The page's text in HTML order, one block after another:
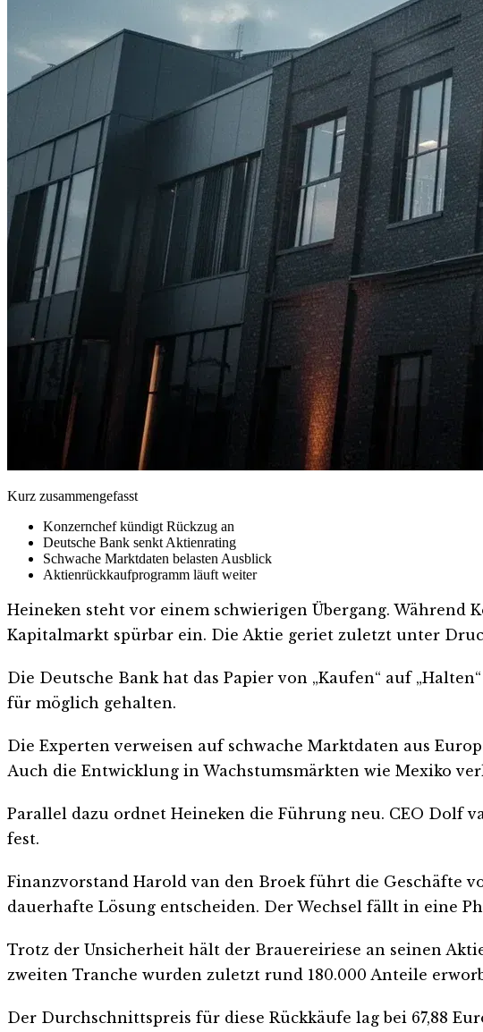
Kurz zusammengefasst
Konzernchef kündigt Rückzug an
Deutsche Bank senkt Aktienrating
Schwache Marktdaten belasten Ausblick
Aktienrückkaufprogramm läuft weiter
Heineken steht vor einem schwierigen Übergang.
Kapitalmarkt spürbar ein. Die Aktie geriet zuletzt unter
Die Deutsche Bank hat das Papier von „Kaufen“ auf
für möglich gehalten.
Die Experten verweisen auf schwache Marktdaten aus
Auch die Entwicklung in Wachstumsmärkten wie Mexiko
Parallel dazu ordnet Heineken die Führung neu. CEO Dolf
fest.
Finanzvorstand Harold van den Broek führt die Geschäfte
dauerhafte Lösung entscheiden. Der Wechsel fällt in eine
Trotz der Unsicherheit hält der Brauereiriese an seinen
zweiten Tranche wurden zuletzt rund 180.000 Anteile
Der Durchschnittspreis für diese Rückkäufe lag bei 67,88